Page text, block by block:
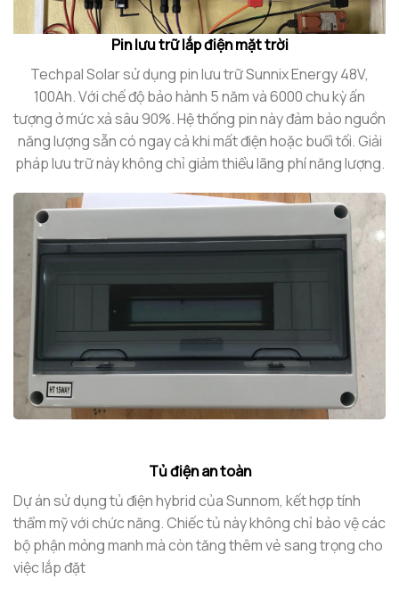
Pin lưu trữ lắp điện mặt trời
Techpal Solar sử dụng pin lưu trữ Sunnix Energy 48V,
100Ah. Với chế độ bảo hành 5 năm và 6000 chu kỳ ấn
tượng ở mức xả sâu 90%. Hệ thống pin này đảm bảo nguồn
năng lượng sẵn có ngay cả khi mất điện hoặc buổi tối. Giải
pháp lưu trữ này không chỉ giảm thiểu lãng phí năng lượng.
Tủ điện an toàn
Dự án sử dụng tủ điện hybrid của Sunnom, kết hợp tính
thẩm mỹ với chức năng. Chiếc tủ này không chỉ bảo vệ các
bộ phận mỏng manh mà còn tăng thêm vẻ sang trọng cho
việc lắp đặt